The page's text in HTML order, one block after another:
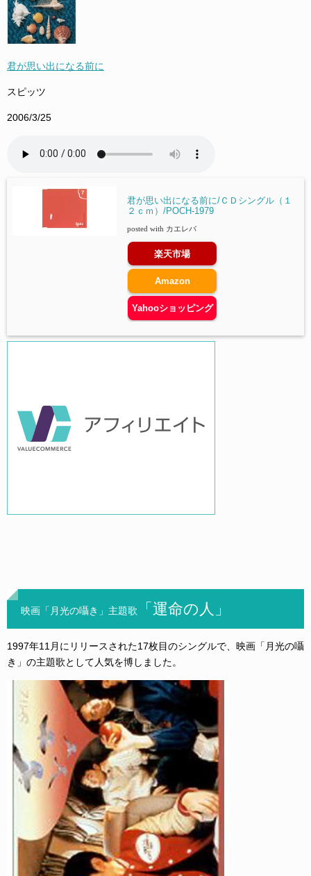
君が思い出になる前に
スピッツ
2006/3/25
君が思い出になる前に/ＣＤシングル（１
２ｃｍ）/POCH-1979
posted with カエレバ
楽天市場
Amazon
Yahooショッピング
映画「月光の囁き」主題歌 「運命の人」
1997年11月にリリースされた17枚目のシングルで、映画「月光の囁
き」の主題歌として人気を博しました。